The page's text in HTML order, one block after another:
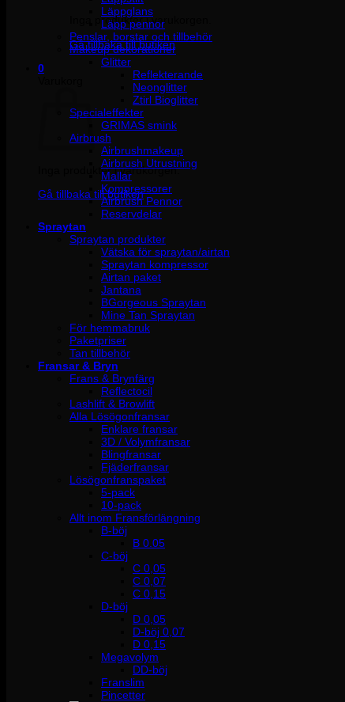
Inga produkter i varukorgen.
Gå tillbaka till butiken
0
Inga produkter i varukorgen.
Gå tillbaka till butiken
Läppglans
Läpp pennor
Penslar, borstar och tillbehör
Makeup dekorationer
Glitter
Reflekterande
Neonglitter
Ztirl Bioglitter
Specialeffekter
GRIMAS smink
Airbrush
Airbrushmakeup
Airbrush Utrustning
Mallar
Kompressorer
Airbrush Pennor
Reservdelar
Spraytan
Spraytan produkter
Vätska för spraytan/airtan
Spraytan kompressor
Airtan paket
Jantana
BGorgeous Spraytan
Mine Tan Spraytan
För hemmabruk
Paketpriser
Tan tillbehör
Fransar & Bryn
Frans & Brynfärg
Reflectocil
Lashlift & Browlift
Alla Lösögonfransar
Enklare fransar
3D / Volymfransar
Blingfransar
Fjäderfransar
Lösögonfranspaket
5-pack
10-pack
Allt inom Fransförlängning
B-böj
B 0.05
C-böj
C 0,05
C 0,07
C 0,15
D-böj
D 0,05
D-böj 0,07
D 0,15
Megavolym
DD-böj
Franslim
Pincetter